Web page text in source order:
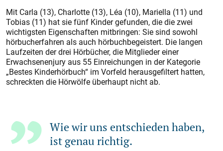
Mit Carla (13), Charlotte (13), Léa (10), Mariella (11) und
Tobias (11) hat sie fünf Kinder gefunden, die die zwei
wichtigsten Eigenschaften mitbringen: Sie sind sowohl
hörbucherfahren als auch hörbuchbegeistert. Die langen
Laufzeiten der drei Hörbücher, die Mitglieder einer
Erwachsenenjury aus 55 Einreichungen in der Kategorie
„Bestes Kinderhörbuch“ im Vorfeld herausgefiltert hatten,
schreckten die Hörwölfe überhaupt nicht ab.
Wie wir uns entschieden haben,
ist genau richtig.